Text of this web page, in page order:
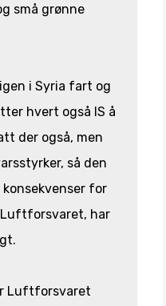
små grønne
i Syria fart og
hvert også IS å
der også, men
så den
for
har
Luftforsvaret